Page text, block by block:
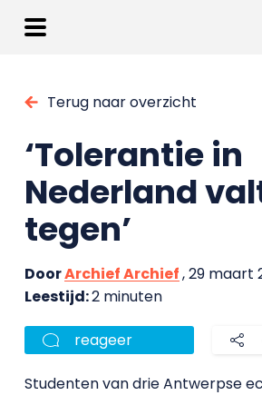
Terug naar overzicht
‘Tolerantie in
Nederland
tegen’
DoorArchief Archief, 29 maart
Leestijd:2 minuten
reageer
Studenten van drie Antwerpse